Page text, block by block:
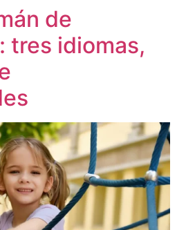
de
tres idiomas,